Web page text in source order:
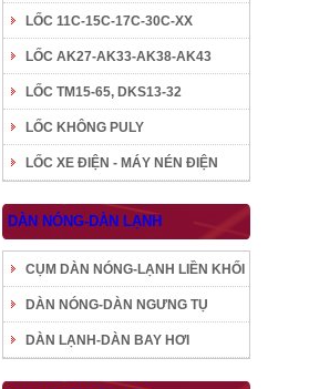
LỐC 11C-15C-17C-30C-XX
LỐC AK27-AK33-AK38-AK43
LỐC TM15-65, DKS13-32
LỐC KHÔNG PULY
LỐC XE ĐIỆN - MÁY NÉN ĐIỆN
DÀN NÓNG-DÀN LẠNH
CỤM DÀN NÓNG-LẠNH LIỀN KHỐI
DÀN NÓNG-DÀN NGƯNG TỤ
DÀN LẠNH-DÀN BAY HƠI